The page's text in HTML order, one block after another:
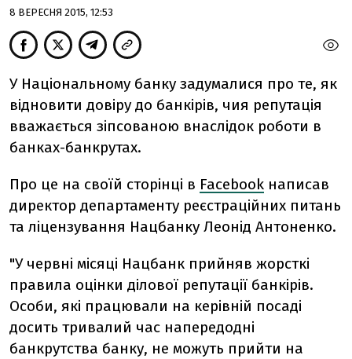
8 ВЕРЕСНЯ 2015, 12:53
У Національному банку задумалися про те, як
відновити довіру до банкірів, чия репутація
вважається зіпсованою внаслідок роботи в
банках-банкрутах.
Про це на своїй сторінці в Facebook написав
директор департаменту реєстраційних питань
та ліцензування Нацбанку Леонід Антоненко.
"У червні місяці Нацбанк прийняв жорсткі
правила оцінки ділової репутації банкірів.
Особи, які працювали на керівній посаді
досить тривалий час напередодні
банкрутства банку, не можуть прийти на